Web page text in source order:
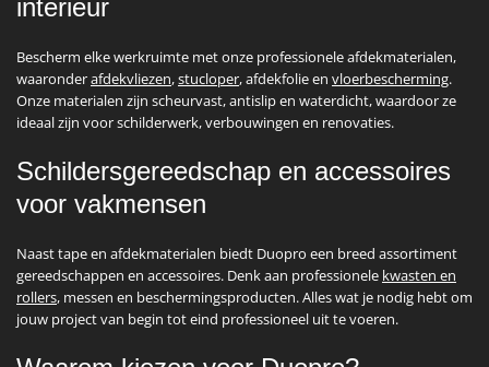
interieur
Bescherm elke werkruimte met onze professionele afdekmaterialen,
waaronderafdekvliezen,stucloper, afdekfolie en vloerbescherming.
Onze materialen zijn scheurvast, antislip en waterdicht, waardoor ze
ideaal zijn voor schilderwerk, verbouwingen en renovaties.
Schildersgereedschap en accessoires
voor vakmensen
Naast tape en afdekmaterialen biedt Duopro een breed assortiment
gereedschappen en accessoires. Denk aan professionele kwasten en
rollers, messen en beschermingsproducten. Alles wat je nodig hebt om
jouw project van begin tot eind professioneel uit te voeren.